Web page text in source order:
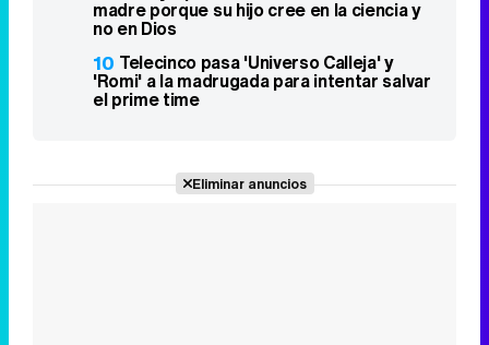
madre porque su hijo cree en la ciencia y
no en Dios
10 Telecinco pasa 'Universo Calleja' y
'Romi' a la madrugada para intentar salvar
el prime time
Eliminar anuncios